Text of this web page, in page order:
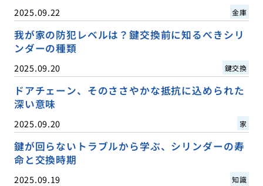
2025.09.22 金庫
我が家の防犯レベルは？鍵交換前に知るべきシリ
ンダーの種類
2025.09.20 鍵交換
ドアチェーン、そのささやかな抵抗に込められた
深い意味
2025.09.20 家
鍵が回らないトラブルから学ぶ、シリンダーの寿
命と交換時期
2025.09.19 知識